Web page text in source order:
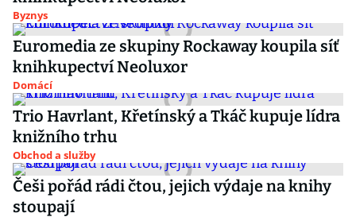
Byznys
Euromedia ze skupiny Rockaway koupila síť
knihkupectví Neoluxor
Domácí
Trio Havrlant, Křetínský a Tkáč kupuje lídra
knižního trhu
Obchod a služby
Češi pořád rádi čtou, jejich výdaje na knihy
stoupají